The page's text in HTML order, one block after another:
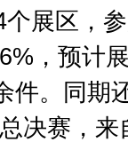
展区，
，预计
件。同期
决赛，来